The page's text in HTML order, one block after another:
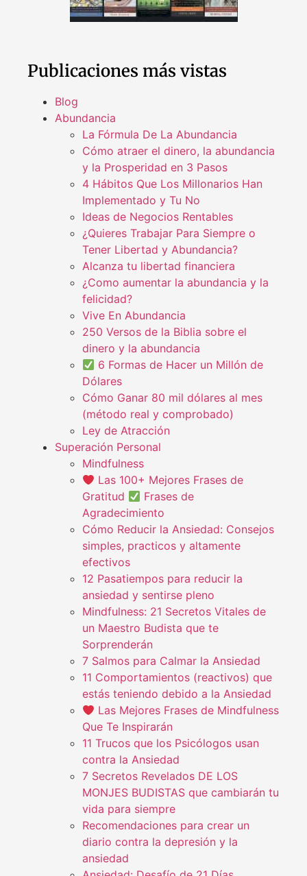
Publicaciones más vistas
Blog
Abundancia
La Fórmula De La Abundancia
Cómo atraer el dinero, la abundancia
y la Prosperidad en 3 Pasos
4 Hábitos Que Los Millonarios Han
Implementado y Tu No
Ideas de Negocios Rentables
¿Quieres Trabajar Para Siempre o
Tener Libertad y Abundancia?
Alcanza tu libertad financiera
¿Como aumentar la abundancia y la
felicidad?
Vive En Abundancia
250 Versos de la Biblia sobre el
dinero y la abundancia
6 Formas de Hacer un Millón de
Dólares
Cómo Ganar 80 mil dólares al mes
(método real y comprobado)
Ley de Atracción
Superación Personal
Mindfulness
Las 100+ Mejores Frases de
Gratitud
Frases de
Agradecimiento
Cómo Reducir la Ansiedad: Consejos
simples, practicos y altamente
efectivos
12 Pasatiempos para reducir la
ansiedad y sentirse pleno
Mindfulness: 21 Secretos Vitales de
un Maestro Budista que te
Sorprenderán
7 Salmos para Calmar la Ansiedad
11 Comportamientos (reactivos) que
estás teniendo debido a la Ansiedad
Las Mejores Frases de Mindfulness
Que Te Inspirarán
11 Trucos que los Psicólogos usan
contra la Ansiedad
7 Secretos Revelados DE LOS
MONJES BUDISTAS que cambiarán tu
vida para siempre
Recomendaciones para crear un
diario contra la depresión y la
ansiedad